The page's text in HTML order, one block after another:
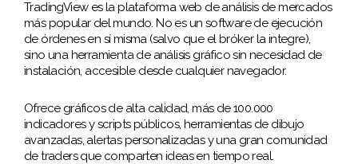
TradingView es la plataforma web de análisis de mercados
más popular del mundo. No es un software de ejecución
de órdenes en sí misma (salvo que el bróker la integre),
sino una herramienta de análisis gráfico sin necesidad de
instalación, accesible desde cualquier navegador.
Ofrece gráficos de alta calidad, más de 100.000
indicadores y scripts públicos, herramientas de dibujo
avanzadas, alertas personalizadas y una gran comunidad
de traders que comparten ideas en tiempo real.